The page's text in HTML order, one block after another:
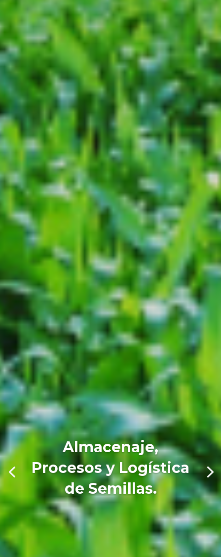
Almacenaje,
Procesos y Logística
de Semillas.